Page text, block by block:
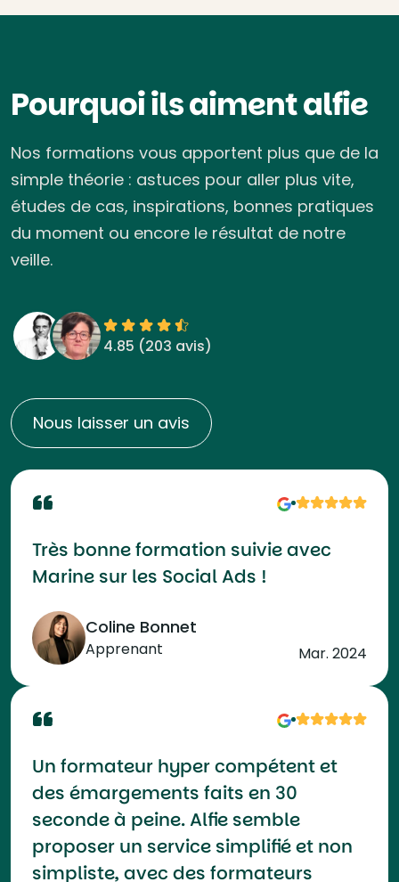
Pourquoi ils aiment alfie
Nos formations vous apportent plus que de la
simple théorie : astuces pour aller plus vite,
études de cas, inspirations, bonnes pratiques
du moment ou encore le résultat de notre
veille.
4.85 (203 avis)
Nous laisser un avis
Très bonne formation suivie avec
Marine sur les Social Ads !
Coline Bonnet
Apprenant Mar. 2024
Un formateur hyper compétent et
des émargements faits en 30
seconde à peine. Alfie semble
proposer un service simplifié et non
simpliste, avec des formateurs